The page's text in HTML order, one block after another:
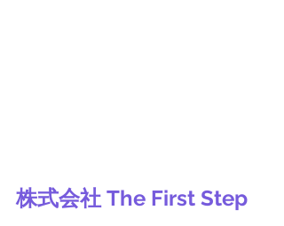
株式会社 The First Step